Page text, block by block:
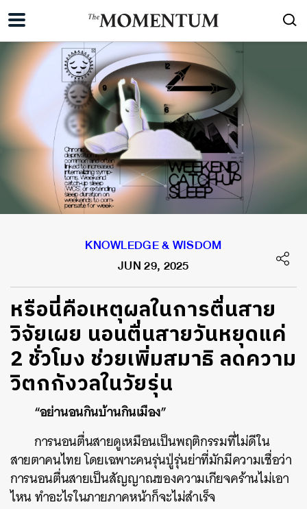
KNOWLEDGE & WISDOM
JUN 29, 2025
หรือนี่คือเหตุผลในการตื่นสาย
วิจัยเผย นอนตื่นสายวันหยุดแค่
2 ชั่วโมง ช่วยเพิ่มสมาธิ ลดความ
วิตกกังวลในวัยรุ่น
“อย่านอนกินบ้านกินเมือง”
การนอนตื่นสายดูเหมือนเป็นพฤติกรรมที่ไม่ดีใน
สายตาคนไทย โดยเฉพาะคนรุ่นปู่รุ่นย่าที่มักมีความเชื่อว่า
การนอนตื่นสายเป็นสัญญาณของความเกียจคร้านไม่เอา
ไหน ทำอะไรในภายภาคหน้าก็จะไม่สำเร็จ